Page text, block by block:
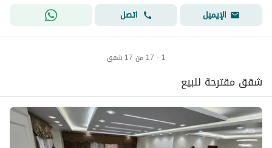
الإيميل
اتصل
1 - 17 من 17 شقق
شقق مقترحة للبيع